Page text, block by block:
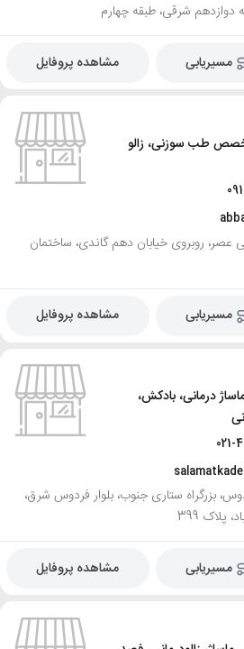
دوازدهم شرقی، طبقه چهارم
مسیریابی مشاهده پروفایل
طب سوزنی، زالو
خیابان ولی عصر، روبروی خیابان دهم گاندی، ساختمان
مسیریابی مشاهده پروفایل
درمانی، بادکش،
021-
5، محله فردوس، بزرگراه ستاری جنوب، بلوار فردوس شرق،
399
مسیریابی مشاهده پروفایل